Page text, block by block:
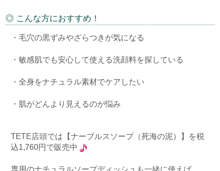
◎ こんな方におすすめ！
・毛穴の黒ずみやざらつきが気になる
・敏感肌でも安心して使える洗顔料を探している
・全身をナチュラル素材でケアしたい
・肌がどんより見えるのが悩み
TETE店頭では【ナーブルスソープ（死海の泥）】を税
込1,760円で販売中
専用のナチュラルソープディッシュも一緒に使えば、